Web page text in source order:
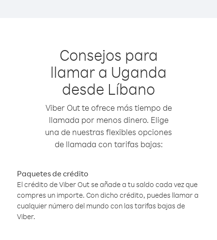
Consejos para
llamar a Uganda
desde Líbano
Viber Out te ofrece más tiempo de
llamada por menos dinero. Elige
una de nuestras flexibles opciones
de llamada con tarifas bajas:
Paquetes de crédito
El crédito de Viber Out se añade a tu saldo cada vez que
compres un importe. Con dicho crédito, puedes llamar a
cualquier número del mundo con las tarifas bajas de
Viber.